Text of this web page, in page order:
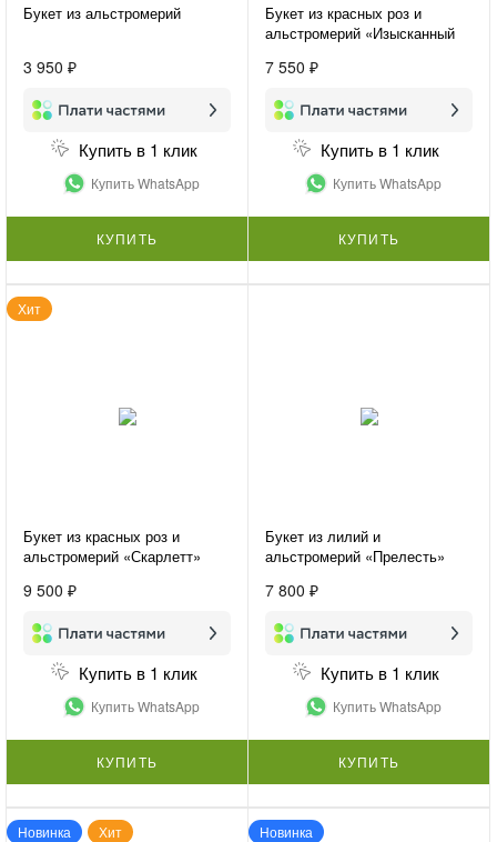
Букет из альстромерий
3 950 ₽
Купить в 1 клик
Купить WhatsApp
КУПИТЬ
Букет из красных роз и
альстромерий «Изысканный
7 550 ₽
Купить в 1 клик
Купить WhatsApp
КУПИТЬ
Хит
Букет из красных роз и
альстромерий «Скарлетт»
9 500 ₽
Купить в 1 клик
Купить WhatsApp
КУПИТЬ
Букет из лилий и
альстромерий «Прелесть»
7 800 ₽
Купить в 1 клик
Купить WhatsApp
КУПИТЬ
Новинка Хит Новинка